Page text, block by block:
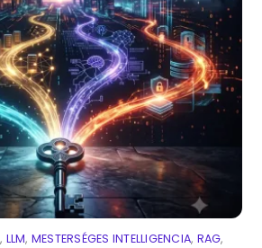
, LLM, MESTERSÉGES INTELLIGENCIA, RAG,